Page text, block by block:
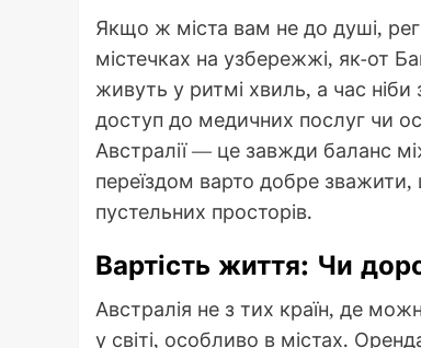
Якщо ж міста вам не до душі,
містечках на узбережжі, як-от
живуть у ритмі хвиль, а час
доступ до медичних послуг чи
Австралії — це завжди баланс
переїздом варто добре
пустельних просторів.
Вартість життя: Чи
Австралія не з тих країн, де
у світі, особливо в містах.